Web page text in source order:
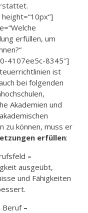
erfüllen, um
4107ee5c-8345″]
ist
bei folgenden
Akademien und
zu können, muss er
erfüllen:
–
ausgeübt,
und Fähigkeiten
Beruf–